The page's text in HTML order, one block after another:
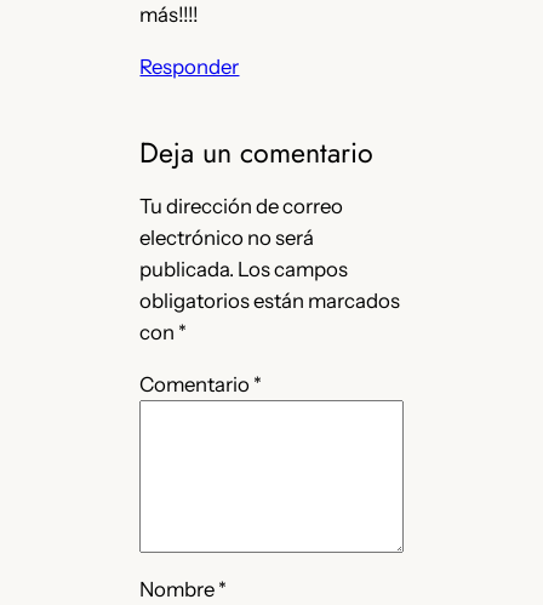
más!!!!
Responder
Deja un comentario
Tu dirección de correo
electrónico no será
publicada. Los campos
obligatorios están marcados
con *
Comentario *
Nombre *